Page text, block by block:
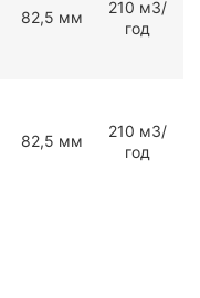
82,5 мм
210 мЗ/
год
82,5 мм
210 мЗ/
год